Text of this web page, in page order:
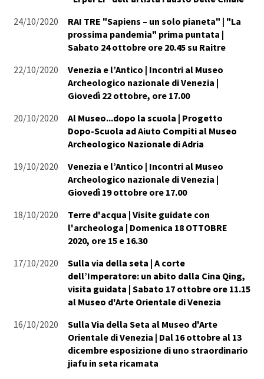
24/10/2020
RAI TRE "Sapiens – un solo pianeta" | "La
prossima pandemia" prima puntata |
Sabato 24 ottobre ore 20.45 su Raitre
22/10/2020
Venezia e l’Antico | Incontri al Museo
Archeologico nazionale di Venezia |
Giovedì 22 ottobre, ore 17.00
20/10/2020
Al Museo...dopo la scuola | Progetto
Dopo-Scuola ad Aiuto Compiti al Museo
Archeologico Nazionale di Adria
19/10/2020
Venezia e l’Antico | Incontri al Museo
Archeologico nazionale di Venezia |
Giovedì 19 ottobre ore 17.00
18/10/2020
Terre d'acqua | Visite guidate con
l'archeologa | Domenica 18 OTTOBRE
2020, ore 15 e 16.30
17/10/2020
Sulla via della seta | A corte
dell’Imperatore: un abito dalla Cina Qing,
visita guidata | Sabato 17 ottobre ore 11.15
al Museo d'Arte Orientale di Venezia
16/10/2020
Sulla Via della Seta al Museo d'Arte
Orientale di Venezia | Dal 16 ottobre al 13
dicembre esposizione di uno straordinario
jiafu in seta ricamata